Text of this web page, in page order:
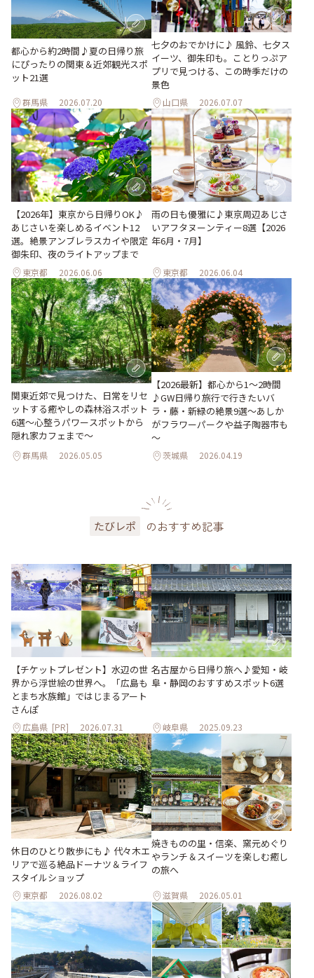
都心から約2時間♪夏の日帰り旅
にぴったりの関東＆近郊観光スポ
ット21選
群馬県 2026.07.20
七夕のおでかけに♪ 風鈴、七夕ス
イーツ、御朱印も。ことりっぷア
プリで見つける、この時季だけの
景色
山口県 2026.07.07
【2026年】東京から日帰りOK♪
あじさいを楽しめるイベント12
選。絶景アンブレラスカイや限定
御朱印、夜のライトアップまで
東京都 2026.06.06
雨の日も優雅に♪東京周辺あじさ
いアフタヌーンティー8選【2026
年6月・7月】
東京都 2026.06.04
関東近郊で見つけた、日常をリセ
ットする癒やしの森林浴スポット
6選～心整うパワースポットから
隠れ家カフェまで～
群馬県 2026.05.05
【2026最新】都心から1～2時間
♪GW日帰り旅行で行きたいバ
ラ・藤・新緑の絶景9選～あしか
がフラワーパークや益子陶器市も
～
茨城県 2026.04.19
たびレポ のおすすめ記事
【チケットプレゼント】水辺の世
界から浮世絵の世界へ。「広島も
とまち水族館」ではじまるアート
さんぽ
広島県 [PR] 2026.07.31
名古屋から日帰り旅へ♪愛知・岐
阜・静岡のおすすめスポット6選
岐阜県 2025.09.23
休日のひとり散歩にも♪ 代々木エ
リアで巡る絶品ドーナツ＆ライフ
スタイルショップ
東京都 2026.08.02
焼きものの里・信楽、窯元めぐり
やランチ＆スイーツを楽しむ癒し
の旅へ
滋賀県 2026.05.01